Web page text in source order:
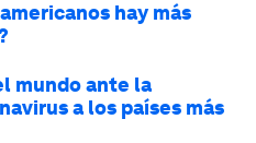
hay más
mundo ante la
a los países más